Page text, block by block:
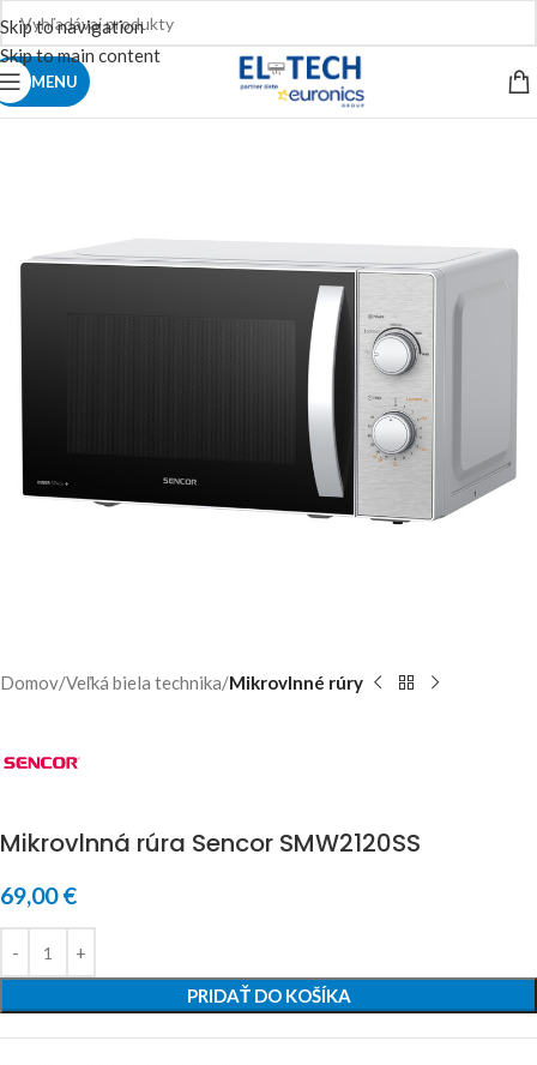
Skip to navigation
Skip to main content
MENU
Domov Veľká biela technika Mikrovlnné rúry
Mikrovlnná rúra Sencor SMW2120SS
69,00€
PRIDAŤ DO KOŠÍKA